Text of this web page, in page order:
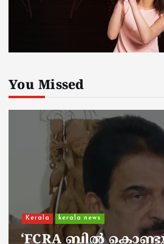
You Missed
kerala news
ചാലിശേരിയില്‍
ജനകീയ